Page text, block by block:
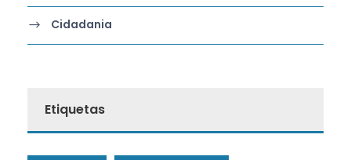
Cidadania
Etiquetas